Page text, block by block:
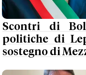
Scontri di
politiche di
sostegno di